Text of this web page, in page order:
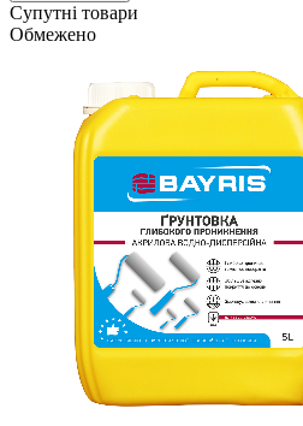
Супутні товари
Обмежено